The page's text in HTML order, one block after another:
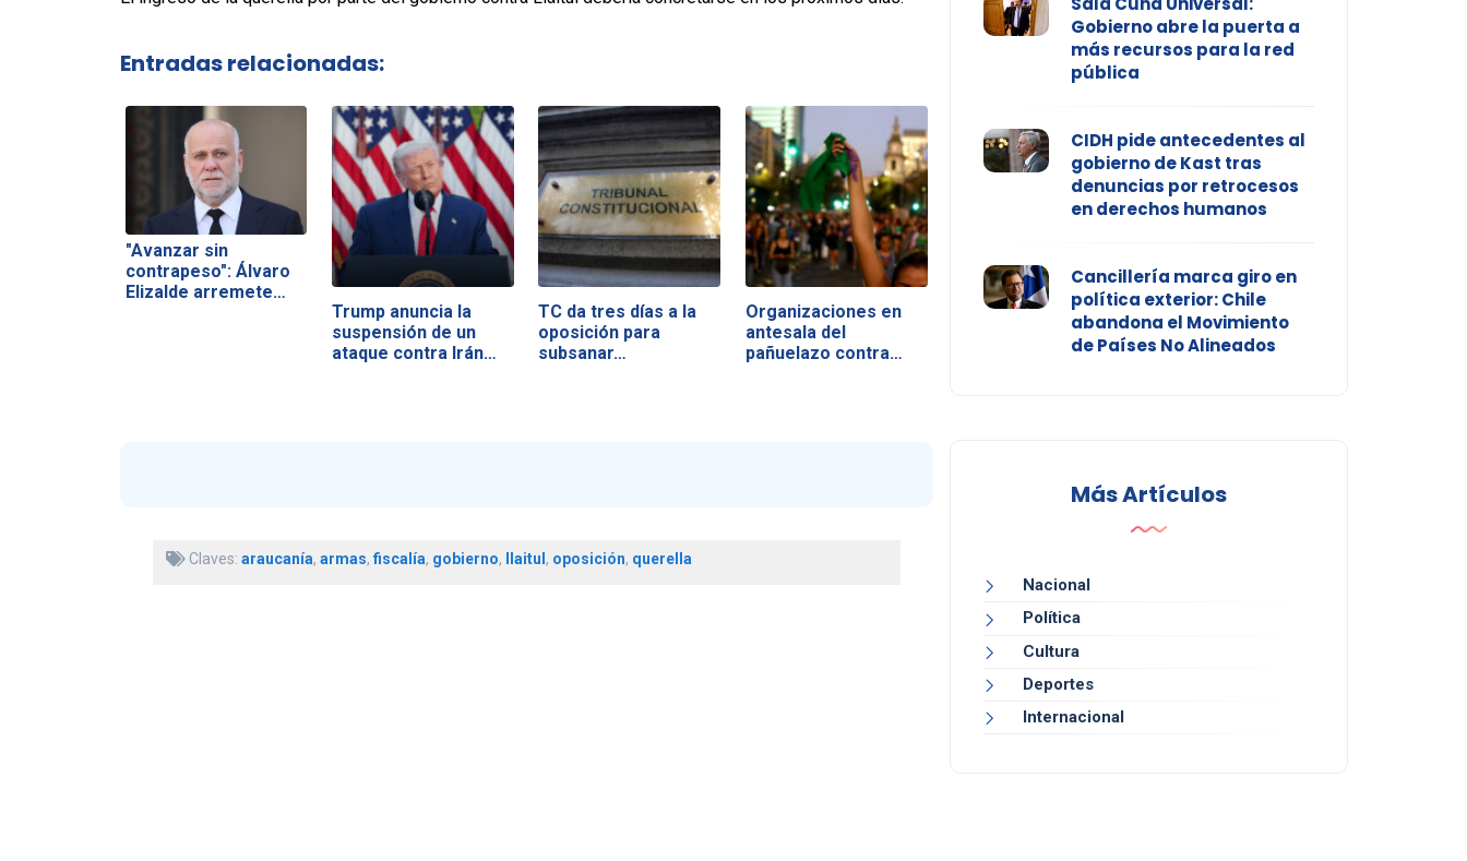
Entradas relacionadas:
"Avanzar sin
contrapeso": Álvaro
Elizalde arremete…
Trump anuncia la
suspensión de un
ataque contra Irán…
TC da tres días a la
oposición para
subsanar…
Organizaciones en
antesala del
pañuelazo contra…
Claves: araucanía, armas, fiscalía, gobierno, llaitul , oposición, querella
Gobierno abre la puerta a
más recursos para la red
pública
CIDH pide antecedentes al
gobierno de Kast tras
denuncias por retrocesos
en derechos humanos
Cancillería marca giro en
política exterior: Chile
abandona el Movimiento
de Países No Alineados
Más Artículos
Nacional
Política
Cultura
Deportes
Internacional